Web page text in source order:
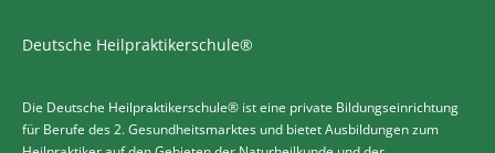
Deutsche Heilpraktikerschule®
Die Deutsche Heilpraktikerschule® ist eine private Bildungseinrichtung
für Berufe des 2. Gesundheitsmarktes und bietet Ausbildungen zum